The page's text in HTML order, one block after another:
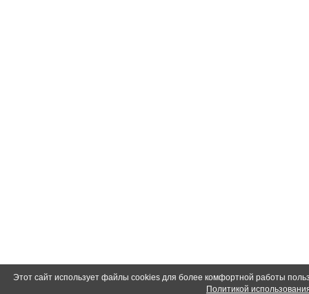
Этот сайт использует файлы cookies для более комфортной работы
Политикой